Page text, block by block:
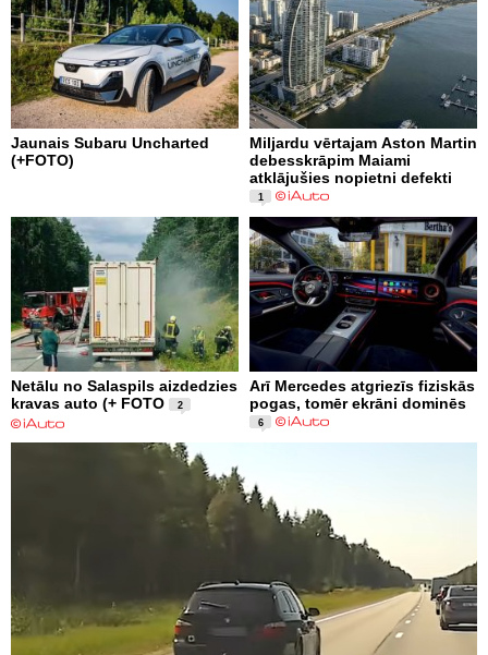
Jaunais Subaru Uncharted
(+FOTO)
Miljardu vērtajam Aston Martin
debesskrāpim Maiami
atklājušies nopietni defekti
1
Netālu no Salaspils aizdedzies
kravas auto (+ FOTO
2
Arī Mercedes atgriezīs fiziskās
pogas, tomēr ekrāni dominēs
6